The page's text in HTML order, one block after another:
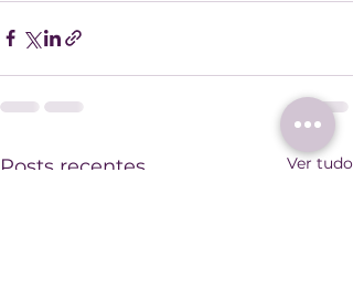
Posts recentes Ver tudo